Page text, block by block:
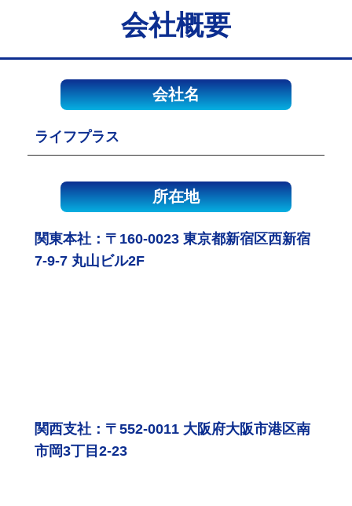
会社概要
会社名
ライフプラス
所在地
関東本社：〒160-0023 東京都新宿区西新宿
7-9-7 丸山ビル2F
関西支社：〒552-0011 大阪府大阪市港区南
市岡3丁目2-23